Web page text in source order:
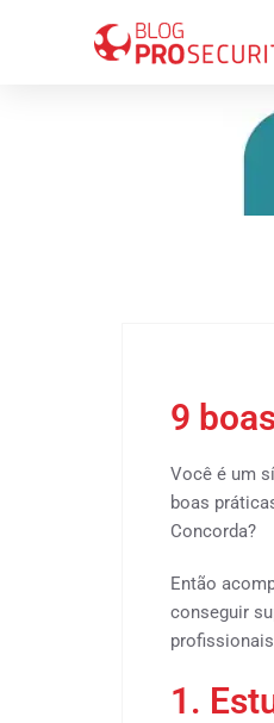
9
Você é um
boas
Concorda?
Então
conseguir
1.